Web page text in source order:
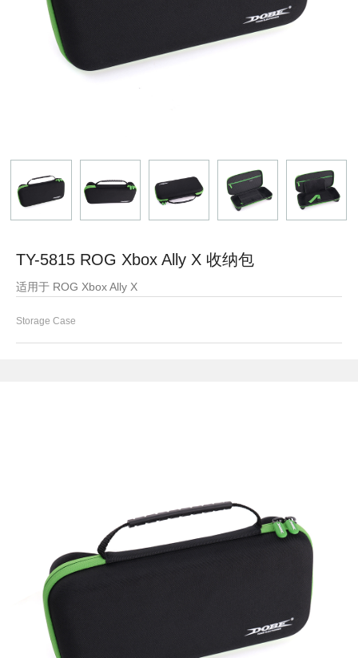
TY-5815 ROG Xbox Ally X 收纳包
适用于 ROG Xbox Ally X
Storage Case